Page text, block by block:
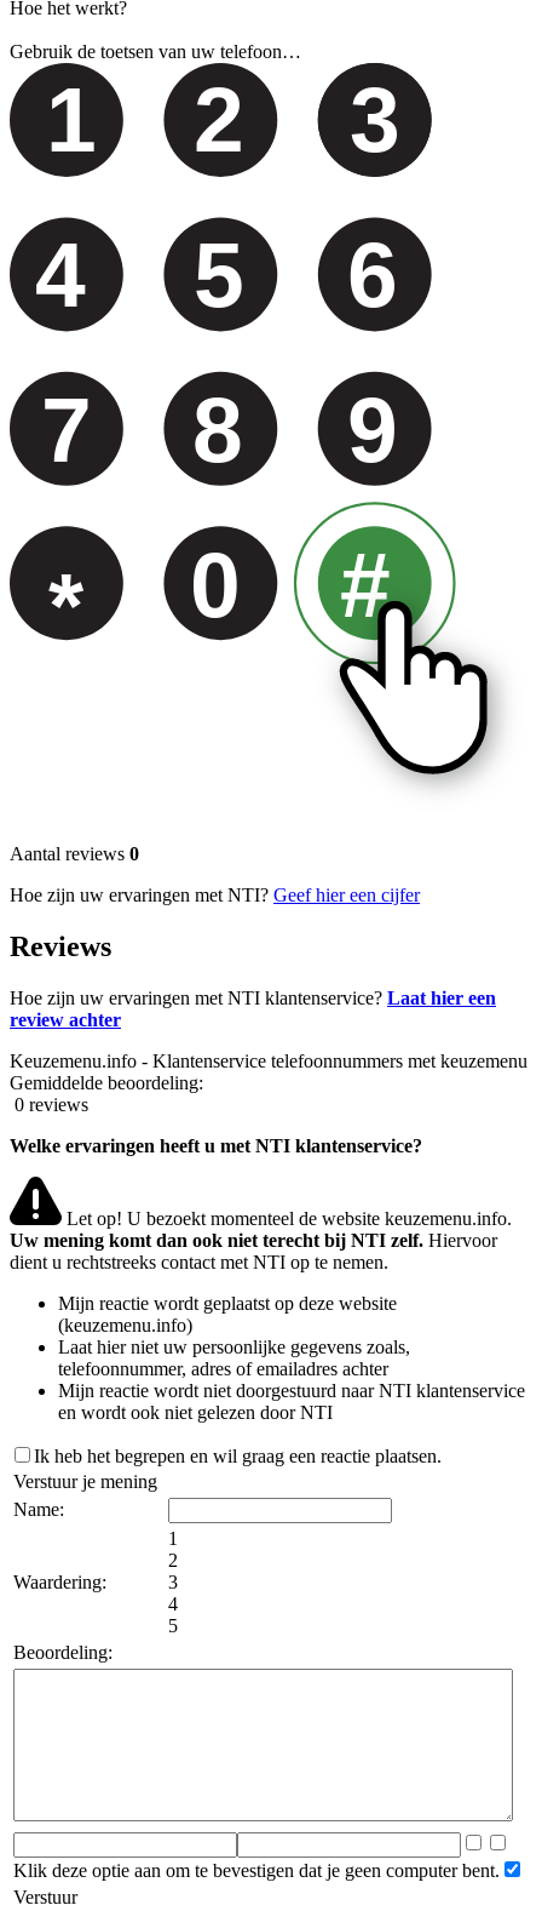
Hoe het werkt?
Gebruik de toetsen van uw telefoon…
1 2 3
4 5
6
7
8 9
* 0 #
Aantal reviews 0
Hoe zijn uw ervaringen met NTI? Geef hier een cijfer
Reviews
Hoe zijn uw ervaringen met NTI klantenservice? Laat hier een
review achter
Keuzemenu.info - Klantenservice telefoonnummers met keuzemenu
Gemiddelde beoordeling:
0 reviews
Welke ervaringen heeft u met NTI klantenservice?
Let op! U bezoekt momenteel de website keuzemenu.info.
Uw mening komt dan ook niet terecht bij NTI zelf. Hiervoor
dient u rechtstreeks contact met NTI op te nemen.
Mijn reactie wordt geplaatst op deze website
(keuzemenu.info)
Laat hier niet uw persoonlijke gegevens zoals,
telefoonnummer, adres of emailadres achter
Mijn reactie wordt niet doorgestuurd naar NTI klantenservice
en wordt ook niet gelezen door NTI
Ik heb het begrepen en wil graag een reactie plaatsen.
Verstuur je mening
Name:
Waardering:
1
2
3
4
5
Beoordeling:
Klik deze optie aan om te bevestigen dat je geen computer bent.
Verstuur